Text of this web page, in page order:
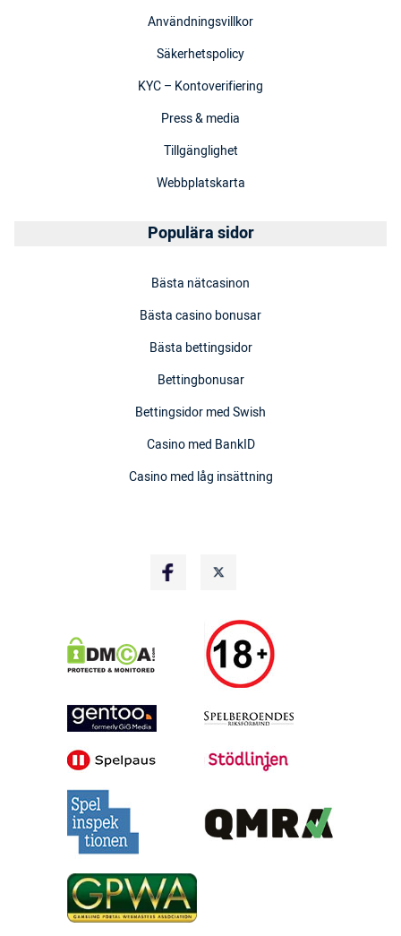
Användningsvillkor
Säkerhetspolicy
KYC – Kontoverifiering
Press & media
Tillgänglighet
Webbplatskarta
Populära sidor
Bästa nätcasinon
Bästa casino bonusar
Bästa bettingsidor
Bettingbonusar
Bettingsidor med Swish
Casino med BankID
Casino med låg insättning